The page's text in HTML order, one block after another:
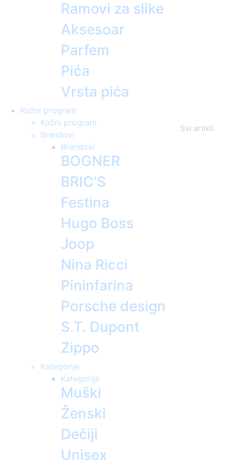
Ramovi za slike
Aksesoar
Parfem
Pića
Vrsta pića
Kožni program
Svi artikli
Kožni program
Brendovi
Brendovi
BOGNER
BRIC'S
Festina
Hugo Boss
Joop
Nina Ricci
Pininfarina
Porsche design
S.T. Dupont
Zippo
Kategorije
Kategorije
Muški
Ženski
Dečiji
Unisex